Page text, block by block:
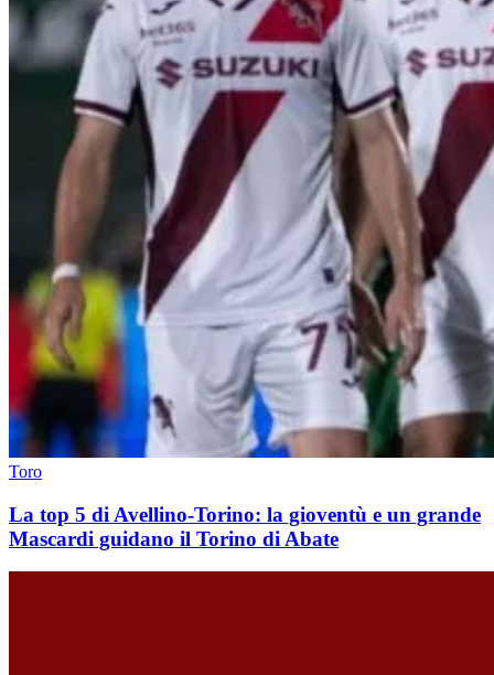
Toro
La top 5 di Avellino-Torino: la gioventù e un grande
Mascardi guidano il Torino di Abate